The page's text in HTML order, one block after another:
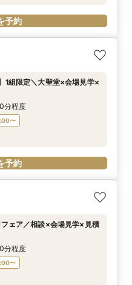
予約
1組限定＼大聖堂×会場見学×
分程度
〜
予約
ェア／相談×会場見学×見積
分程度
〜